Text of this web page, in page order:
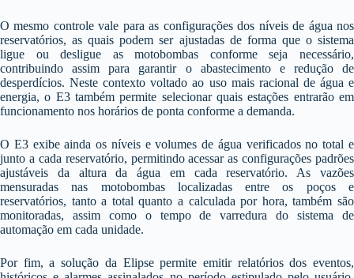
O mesmo controle vale para as configurações dos níveis de água nos
reservatórios, as quais podem ser ajustadas de forma que o sistema
ligue ou desligue as motobombas conforme seja necessário,
contribuindo assim para garantir o abastecimento e redução de
desperdícios. Neste contexto voltado ao uso mais racional de água e
energia, o E3 também permite selecionar quais estações entrarão em
funcionamento nos horários de ponta conforme a demanda.
O E3 exibe ainda os níveis e volumes de água verificados no total e
junto a cada reservatório, permitindo acessar as configurações padrões
ajustáveis da altura da água em cada reservatório. As vazões
mensuradas nas motobombas localizadas entre os poços e
reservatórios, tanto a total quanto a calculada por hora, também são
monitoradas, assim como o tempo de varredura do sistema de
automação em cada unidade.
Por fim, a solução da Elipse permite emitir relatórios dos eventos,